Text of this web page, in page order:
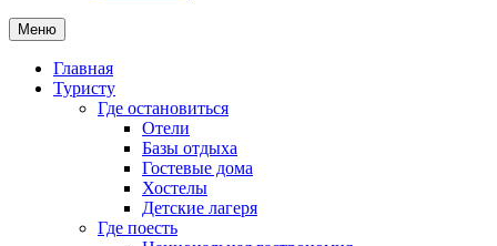
Меню
Главная
Туристу
Где остановиться
Отели
Базы отдыха
Гостевые дома
Хостелы
Детские лагеря
Где поесть